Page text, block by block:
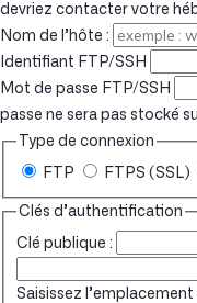
devriez contacter votre
Nom de l’hôte :
Identifiant FTP/SSH
Mot de passe FTP/SSH
passe ne sera pas stocké
Type de connexion
FTP FTPS (SSL)
Clés d’authentification
Clé publique :
Saisissez